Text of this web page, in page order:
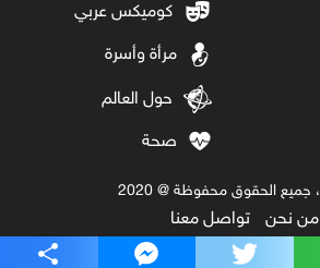
Twitter
Messenger
كوميكس عربي
مرأة وأسرة
حول العالم
صحة
من نحن تواصل معنا